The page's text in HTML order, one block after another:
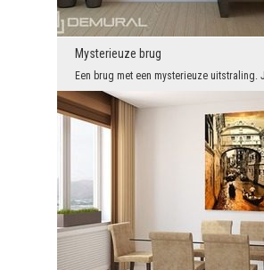
Mysterieuze brug